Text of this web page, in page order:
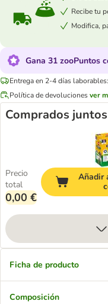
Recibe tu
Modifica,
Gana 31 zooPuntos
Entrega en 2-4 días laborables:
Política de devolucionesver
Comprados
Precio
total
0,00 €
Añadir
Ficha de producto
Composición